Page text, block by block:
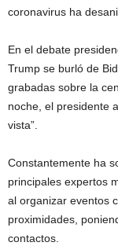
coronavirus ha
En el debate
Trump se burló de
grabadas sobre la
noche, el presidente
vista”.
Constantemente ha
principales expertos
al organizar eventos
proximidades,
contactos.